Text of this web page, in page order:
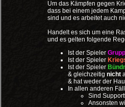
Um das Kämpfen gegen
dass bei einem jedem
sind und es arbeitet auch
Handelt es sich um eine
und es gelten folgende
Ist der Spieler
Ist der Spieler
Ist der Spieler
& gleichzeitig nicht
& hat weder der
In allen anderen
Sind
Ansonsten